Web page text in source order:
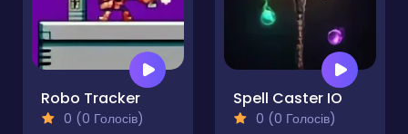
Robo Tracker
0 (0 Голосів)
Spell Caster IO
0 (0 Голосів)